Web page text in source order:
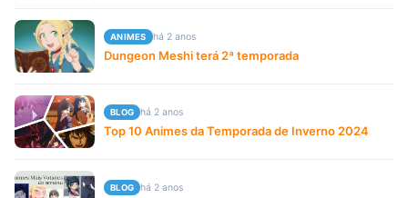
ANIMES há 2 anos
Dungeon Meshi terá 2ª temporada
BLOG há 2 anos
Top 10 Animes da Temporada de Inverno 2024
BLOG há 2 anos